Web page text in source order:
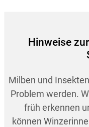
Hinweise
Milben und
Problem werden.
früh erkennen
können